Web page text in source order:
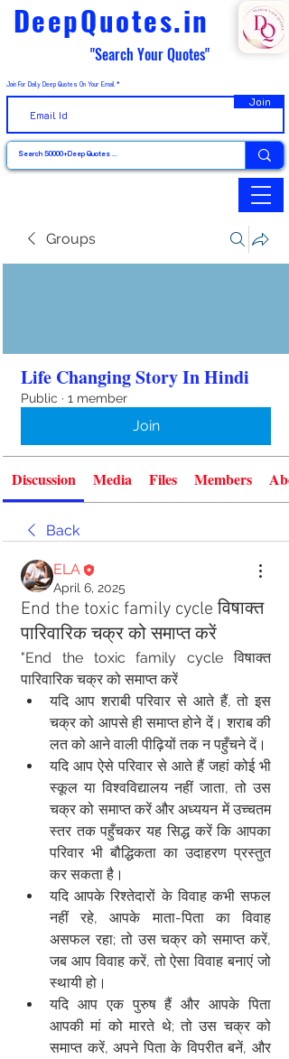
DeepQuotes.in
"Search Your Quotes"
Join For Daily Deep Quotes On Your Email
Join
Groups
Life Changing Story In Hindi
Public · 1 member
Join
Discussion Media Files Members
Back
ELA
April 6, 2025
End the toxic family cycle विषाक्त
पारिवारिक चक्र को समाप्त करें
"End the toxic family cycle विषाक्त
पारिवारिक चक्र को समाप्त करें
यदि आप शराबी परिवार से आते हैं, तो इस
चक्र को आपसे ही समाप्त होने दें। शराब की
लत को आने वाली पीढ़ियों तक न पहुँचने दें।
यदि आप ऐसे परिवार से आते हैं जहां कोई भी
स्कूल या विश्वविद्यालय नहीं जाता, तो उस
चक्र को समाप्त करें और अध्ययन में उच्चतम
स्तर तक पहुँचकर यह सिद्ध करें कि आपका
परिवार भी बौद्धिकता का उदाहरण प्रस्तुत
कर सकता है।
यदि आपके रिश्तेदारों के विवाह कभी सफल
नहीं रहे, आपके माता-पिता का विवाह
असफल रहा; तो उस चक्र को समाप्त करें,
जब आप विवाह करें, तो ऐसा विवाह बनाएं जो
स्थायी हो।
यदि आप एक पुरुष हैं और आपके पिता
आपकी मां को मारते थे; तो उस चक्र को
समाप्त करें, अपने पिता के विपरीत बनें, और